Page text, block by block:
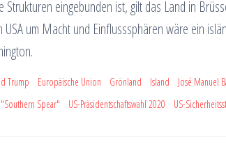
eingebunden ist, gilt das Land in
um Macht und Einflusssphären wäre ein
Trump Europäische Union Grönland Island José Manuel
Spear" US-Präsidentschaftswahl 2020 US-